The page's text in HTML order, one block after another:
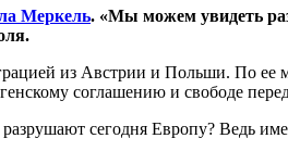
Меркель. «Мы можем увидеть
из Австрии и Польши. По
соглашению и свободе
сегодня Европу? Ведь